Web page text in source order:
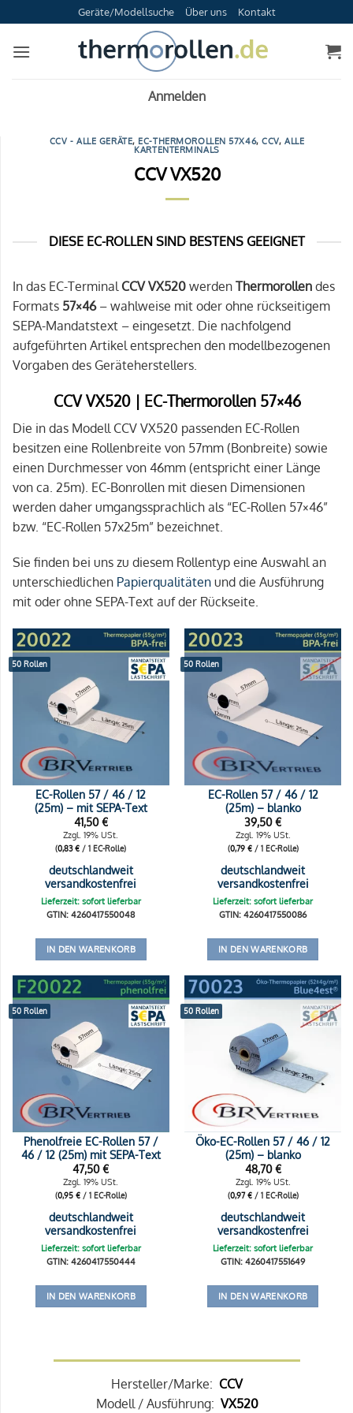
Inhalt
springen
Geräte/Modellsuche Über uns Kontakt
Anmelden
CCV - ALLE GERÄTE, EC-THERMOROLLEN 57X46,CCV,ALLE
KARTENTERMINALS
CCV VX520
DIESE EC-ROLLEN SIND BESTENS GEEIGNET
In das EC-Terminal CCV VX520 werden Thermorollen des
Formats 57×46– wahlweise mit oder ohne rückseitigem
SEPA-Mandatstext – eingesetzt. Die nachfolgend
aufgeführten Artikel entsprechen den modellbezogenen
Vorgaben des Geräteherstellers.
CCV VX520 | EC-Thermorollen 57×46
Die in das Modell CCV VX520 passenden EC-Rollen
besitzen eine Rollenbreite von 57mm (Bonbreite) sowie
einen Durchmesser von 46mm (entspricht einer Länge
von ca. 25m). EC-Bonrollen mit diesen Dimensionen
werden daher umgangssprachlich als “EC-Rollen 57×46”
bzw. “EC-Rollen 57x25m” bezeichnet.
Sie finden bei uns zu diesem Rollentyp eine Auswahl an
unterschiedlichen Papierqualitäten und die Ausführung
mit oder ohne SEPA-Text auf der Rückseite.
50 Rollen
EC-Rollen 57 / 46 / 12
(25m) – mit SEPA-Text
41,50€
Zzgl. 19% USt.
(0,83€ / 1 EC-Rolle)
deutschlandweit
versandkostenfrei
Lieferzeit: sofort lieferbar
GTIN: 4260417550048
IN DEN WARENKORB
50 Rollen
EC-Rollen 57 / 46 / 12
(25m) – blanko
39,50€
Zzgl. 19% USt.
(0,79 €/ 1 EC-Rolle)
deutschlandweit
versandkostenfrei
Lieferzeit: sofort lieferbar
GTIN: 4260417550086
IN DEN WARENKORB
50 Rollen
Phenolfreie EC-Rollen 57 /
46 / 12 (25m) mit SEPA-Text
47,50€
Zzgl. 19% USt.
(0,95 €/ 1 EC-Rolle)
deutschlandweit
versandkostenfrei
Lieferzeit: sofort lieferbar
GTIN: 4260417550444
IN DEN WARENKORB
50 Rollen
Öko-EC-Rollen 57 / 46 / 12
(25m) – blanko
48,70€
Zzgl. 19% USt.
(0,97€/ 1 EC-Rolle)
deutschlandweit
versandkostenfrei
Lieferzeit: sofort lieferbar
GTIN: 4260417551649
IN DEN WARENKORB
Hersteller/Marke: CCV
Modell / Ausführung: VX520